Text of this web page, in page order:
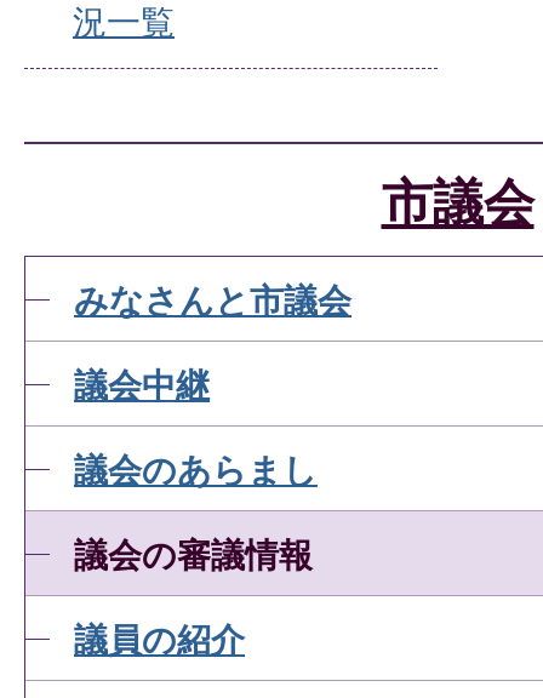
況一覧
市議会
みなさんと市議会
議会中継
議会のあらまし
議会の審議情報
議員の紹介